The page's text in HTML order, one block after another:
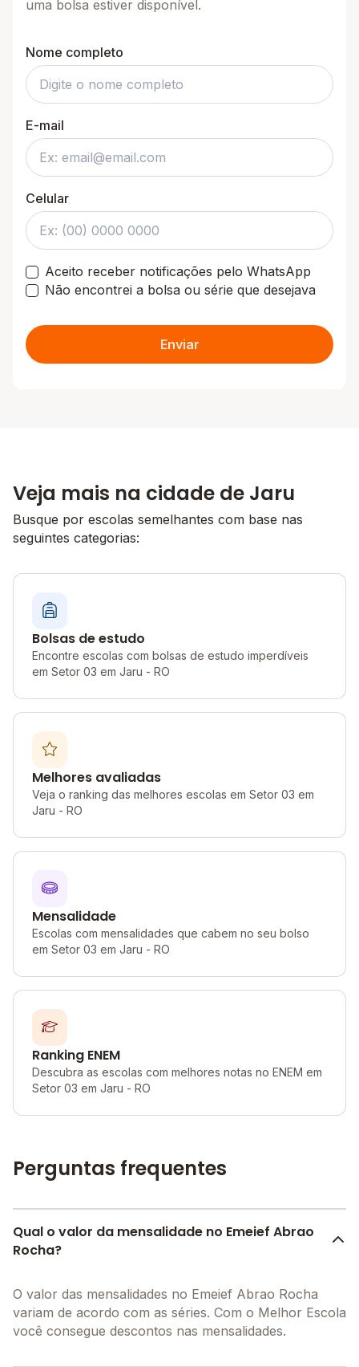
uma bolsa estiver disponível.
Nome completo
E-mail
Celular
Aceito receber notificações pelo WhatsApp
Não encontrei a bolsa ou série que desejava
Enviar
Veja mais na cidade de Jaru
Busque por escolas semelhantes com base nas
seguintes categorias:
Bolsas de estudo
Encontre escolas com bolsas de estudo imperdíveis
em Setor 03 em Jaru - RO
Melhores avaliadas
Veja o ranking das melhores escolas em Setor 03 em
Jaru - RO
Mensalidade
Escolas com mensalidades que cabem no seu bolso
em Setor 03 em Jaru - RO
Ranking ENEM
Descubra as escolas com melhores notas no ENEM em
Setor 03 em Jaru - RO
Perguntas frequentes
Qual o valor da mensalidade no Emeief Abrao
Rocha?
O valor das mensalidades no Emeief Abrao Rocha
variam de acordo com as séries. Com o Melhor Escola
você consegue descontos nas mensalidades.